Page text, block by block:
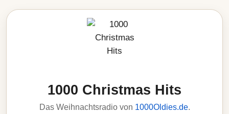
1000 Christmas Hits
Das Weihnachtsradio von 1000Oldies.de.